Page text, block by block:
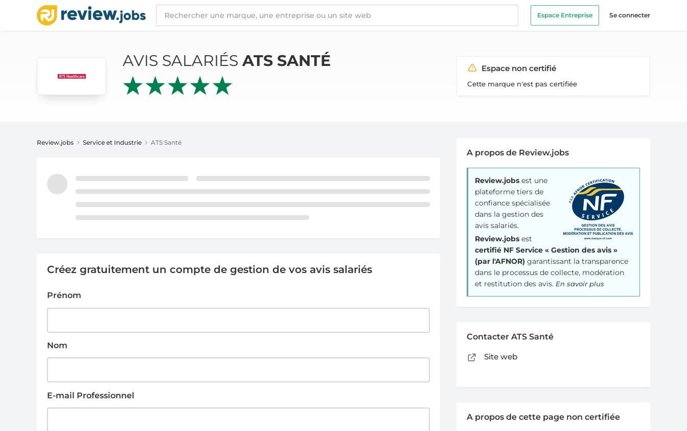
Espace Entreprise Se connecter
AVIS SALARIÉS ATS SANTÉ
AVIS SALARIÉS ATS SANTÉ Espace non certifié
Cette marque n'est pas certifiée
Review.jobs Service et Industrie ATS Santé
Créez gratuitement un compte de gestion de vos avis salariés
Prénom
Nom
E-mail Professionnel
A propos de Review.jobs
Review.jobs est une
plateforme tiers de
confiance spécialisée
dans la gestion des
avis salariés.
Review.jobs est
certifié NF Service « Gestion des avis »
(par l'AFNOR) garantissant la transparence
dans le processus de collecte, modération
et restitution des avis.En savoir plus
Contacter ATS Santé
Site web
A propos de cette page non certifiée